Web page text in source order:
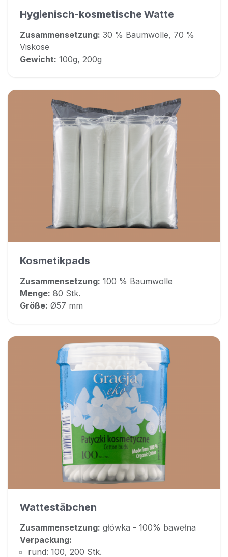
Hygienisch-kosmetische Watte
Zusammensetzung: 30 % Baumwolle, 70 %
Viskose
Gewicht: 100g, 200g
Kosmetikpads
Zusammensetzung: 100 % Baumwolle
Menge: 80 Stk.
Größe: Ø57 mm
Wattestäbchen
Zusammensetzung: główka - 100% bawełna
Verpackung:
rund: 100, 200 Stk.